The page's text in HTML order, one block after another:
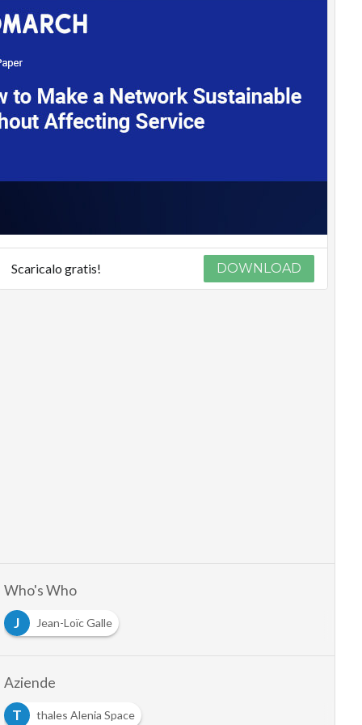
Scaricalo gratis! DOWNLOAD
Who's Who
J
Jean-Loïc Galle
Aziende
T
thales Alenia Space